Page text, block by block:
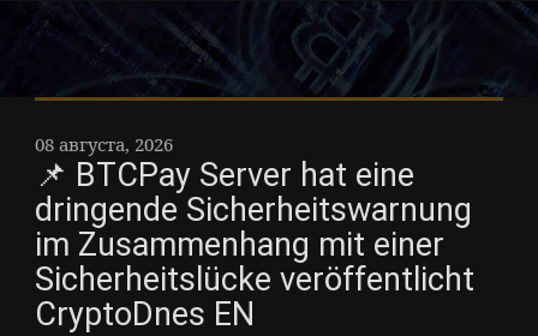
08 августа, 2026
📌 BTCPay Server hat eine
dringende Sicherheitswarnung
im Zusammenhang mit einer
Sicherheitslücke veröffentlicht
CryptoDnes EN